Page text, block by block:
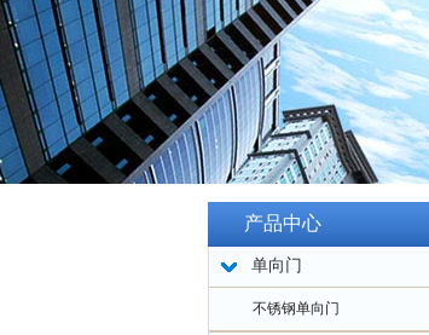
产品中心
单向门
不锈钢单向门